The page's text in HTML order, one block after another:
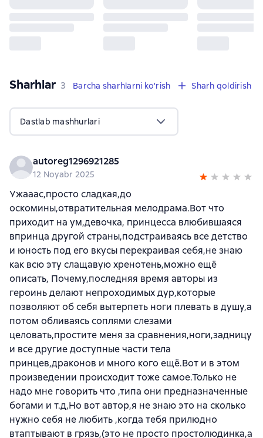
Sharhlar 3 sharhlar
3 Barcha sharhlarni ko'rish Sharh qoldirish
Dastlab mashhurlari
autoreg1296921285
12 Noyabr 2025
Ужааас,просто сладкая,до
оскомины,отвратительная мелодрама.Вот что
приходит на ум,девочка, принцесса влюбившаяся
впринца другой страны,подстраиваясь все детство
и юность под его вкусы перекраивая себя,не знаю
как всю эту слащавую хренотень,можно ещё
описать, Почему,последняя время авторы из
героинь делают непроходимых дур,которые
позволяют об себя вытерпеть ноги плевать в душу,а
потом обливаясь соплями слезами
целовать,простите меня за сравнения,ноги,задницу
и все другие доступные части тела
принцев,драконов и много кого ещё.Вот и в этом
произведении происходит тоже самое.Только не
надо мне говорить что ,типа они предназначенные
богами и т.д,Но вот автор,я не знаю это на сколько
нужно себя не любить ,когда тебя прилюдно
втаптывают в грязь,(это не просто простолюдинка,а